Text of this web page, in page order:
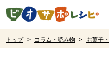
ページの先頭です。
トップ > コラム・読み物 > お菓子